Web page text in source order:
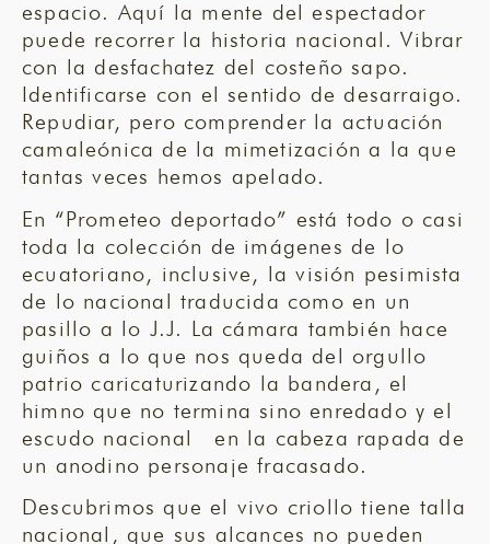
espacio. Aquí la mente del espectador
puede recorrer la historia nacional. Vibrar
con la desfachatez del costeño sapo.
Identificarse con el sentido de desarraigo.
Repudiar, pero comprender la actuación
camaleónica de la mimetización a la que
tantas veces hemos apelado.
En “Prometeo deportado” está todo o casi
toda la colección de imágenes de lo
ecuatoriano, inclusive, la visión pesimista
de lo nacional traducida como en un
pasillo a lo J.J. La cámara también hace
guiños a lo que nos queda del orgullo
patrio caricaturizando la bandera, el
himno que no termina sino enredado y el
escudo nacional en la cabeza rapada de
un anodino personaje fracasado.
Descubrimos que el vivo criollo tiene talla
nacional, que sus alcances no pueden